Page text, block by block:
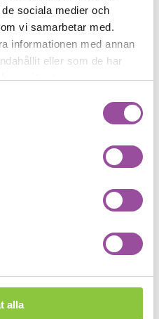
sociala medier och
vi samarbetar med.
informationen med annan
eller som de har
tjänster.
alla
5